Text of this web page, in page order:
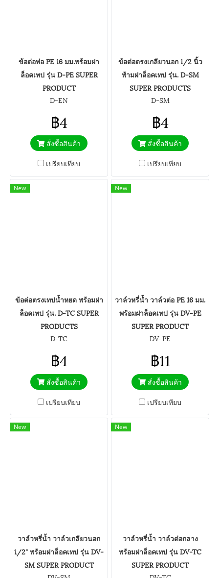
ข้อต่อท่อ PE 16 มม.พร้อมฝา
ล็อคเทป รุ่น D-PE SUPER
PRODUCT
D-EN
฿4
สั่งซื้อสินค้า
เปรียบเทียบ
ข้อต่อตรงเกลียวนอก 1/2 นิ้ว
พ้ามฝาล็อคเทป รุ่น. D-SM
SUPER PRODUCTS
D-SM
฿4
สั่งซื้อสินค้า
เปรียบเทียบ
New
ข้อต่อตรงเทปน้ำหยด พร้อมฝา
ล็อคเทป รุ่น. D-TC SUPER
PRODUCTS
D-TC
฿4
สั่งซื้อสินค้า
เปรียบเทียบ
New
วาล์วหรี่น้ำ วาล์วต่อ PE 16 มม.
พร้อมฝาล็อคเทป รุ่น DV-PE
SUPER PRODUCT
DV-PE
฿11
สั่งซื้อสินค้า
เปรียบเทียบ
New
วาล์วหรี่น้ำ วาล์วเกลียวนอก
1/2" พร้อมฝาล็อคเทป รุ่น DV-
SM SUPER PRODUCT
New
วาล์วหรี่น้ำ วาล์วต่อกลาง
พร้อมฝาล็อคเทป รุ่น DV-TC
SUPER PRODUCT